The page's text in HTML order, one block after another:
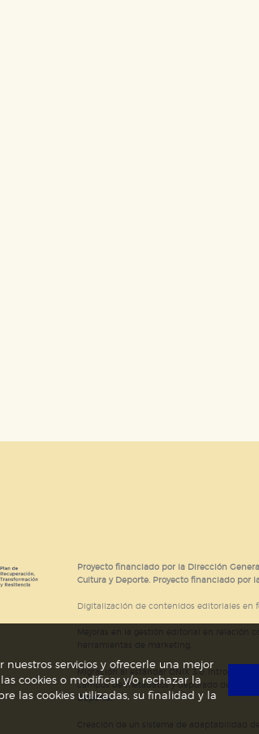
Proyecto financiado por la Dirección
Cultura y Deporte. Proyecto financiado por
Digitalización de contenidos editoriales en
Migración al estándar ONIX 3.0;
campos de metadatos y depurado de
Deporte.
servicios y ofrecerle una mejor
cookies o modificar y/o rechazar la
las cookies utilizadas, su finalidad y la